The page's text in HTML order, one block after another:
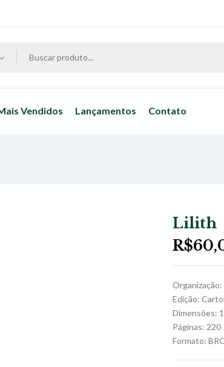
Vendidos Lançamentos Contato
Lilith
R$
Edição:
Dimensões:
Páginas: 220
Formato: